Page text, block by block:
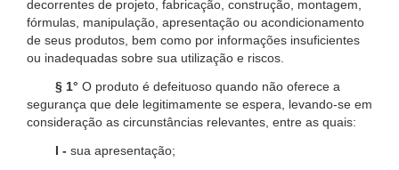
decorrentes de projeto, fabricação, construção, montagem,
fórmulas, manipulação, apresentação ou acondicionamento
de seus produtos, bem como por informações insuficientes
ou inadequadas sobre sua utilização e riscos.
§ 1° O produto é defeituoso quando não oferece a
segurança que dele legitimamente se espera, levando-se em
consideração as circunstâncias relevantes, entre as quais:
I - sua apresentação;